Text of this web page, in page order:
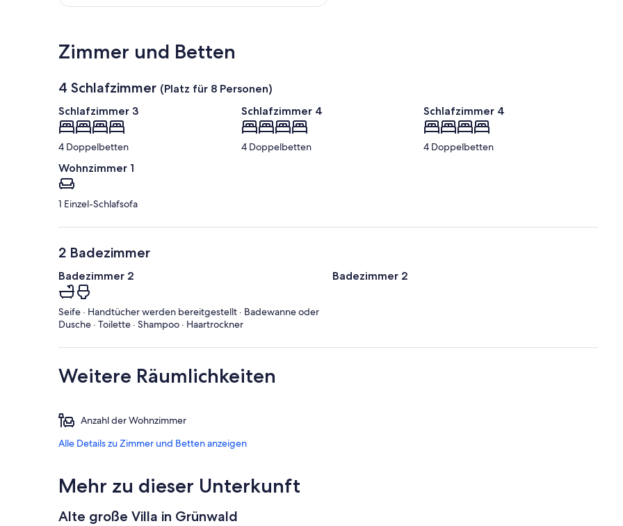
Zimmer und Betten
4 Schlafzimmer (Platz für 8 Personen)
Schlafzimmer 3
4 Doppelbetten
Schlafzimmer 4
4 Doppelbetten
Schlafzimmer 4
4 Doppelbetten
Wohnzimmer 1
1 Einzel-Schlafsofa
2 Badezimmer
Badezimmer 2
Seife · Handtücher werden bereitgestellt · Badewanne oder
Dusche · Toilette · Shampoo · Haartrockner
Badezimmer 2
Weitere Räumlichkeiten
Anzahl der Wohnzimmer
Alle Details zu Zimmer und Betten anzeigen
Mehr zu dieser Unterkunft
Alte große Villa in Grünwald